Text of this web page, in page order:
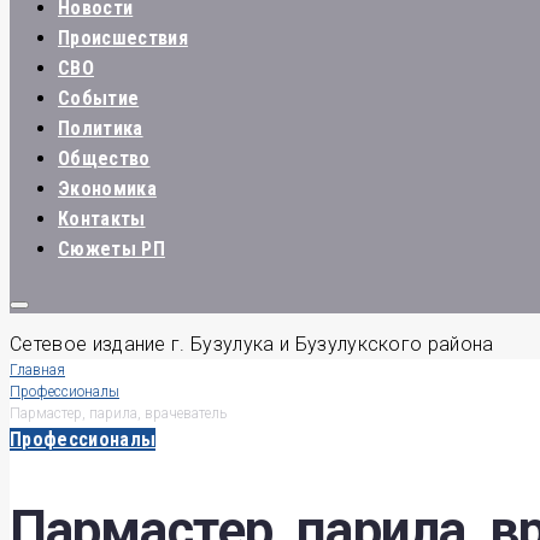
Новости
Происшествия
СВО
Событие
Политика
Общество
Экономика
Контакты
Сюжеты РП
Сетевое издание г. Бузулука и Бузулукского района
Главная
Профессионалы
Пармастер, парила, врачеватель
Профессионалы